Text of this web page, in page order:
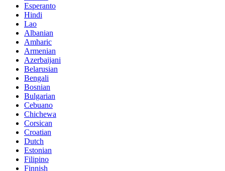
Esperanto
Hindi
Lao
Albanian
Amharic
Armenian
Azerbaijani
Belarusian
Bengali
Bosnian
Bulgarian
Cebuano
Chichewa
Corsican
Croatian
Dutch
Estonian
Filipino
Finnish